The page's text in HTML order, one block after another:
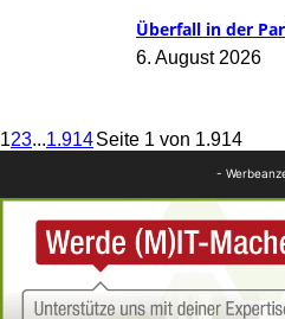
Überfall in der
6. August 2026
123...1.914Seite 1 von 1.914
-